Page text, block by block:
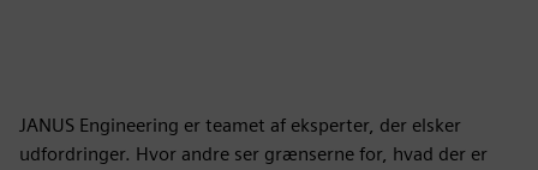
JANUS Engineering er teamet af eksperter, der elsker
udfordringer. Hvor andre ser grænserne for, hvad der er